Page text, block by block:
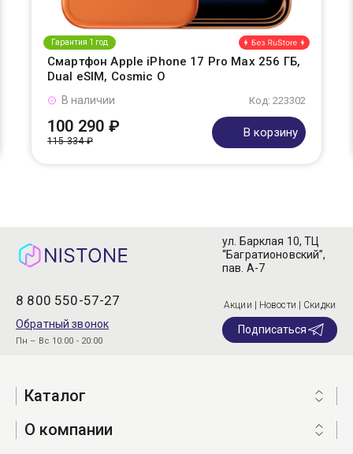
Гарантия 1 год
Смартфон Apple iPhone 17 Pro Max 256 ГБ,
Dual eSIM, Cosmic O
Код: 223302
В наличии
100 290 ₽
115 334 ₽
В корзину
8 800 550-57-27
Обратный звонок
Пн – Вс 10:00 - 20:00
ул. Барклая 10, ТЦ
“Багратионовский”,
пав. А-7
Акции | Новости | Скидки
Подписаться
Каталог
О компании